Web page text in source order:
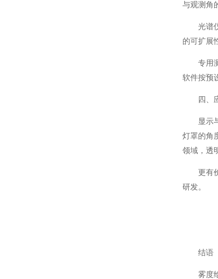
与观测角
光谱仪
的可扩展
专用测
软件按预
四、应
显示与
灯罩的角
领域，透
更有价
研发。
结语
雾度给